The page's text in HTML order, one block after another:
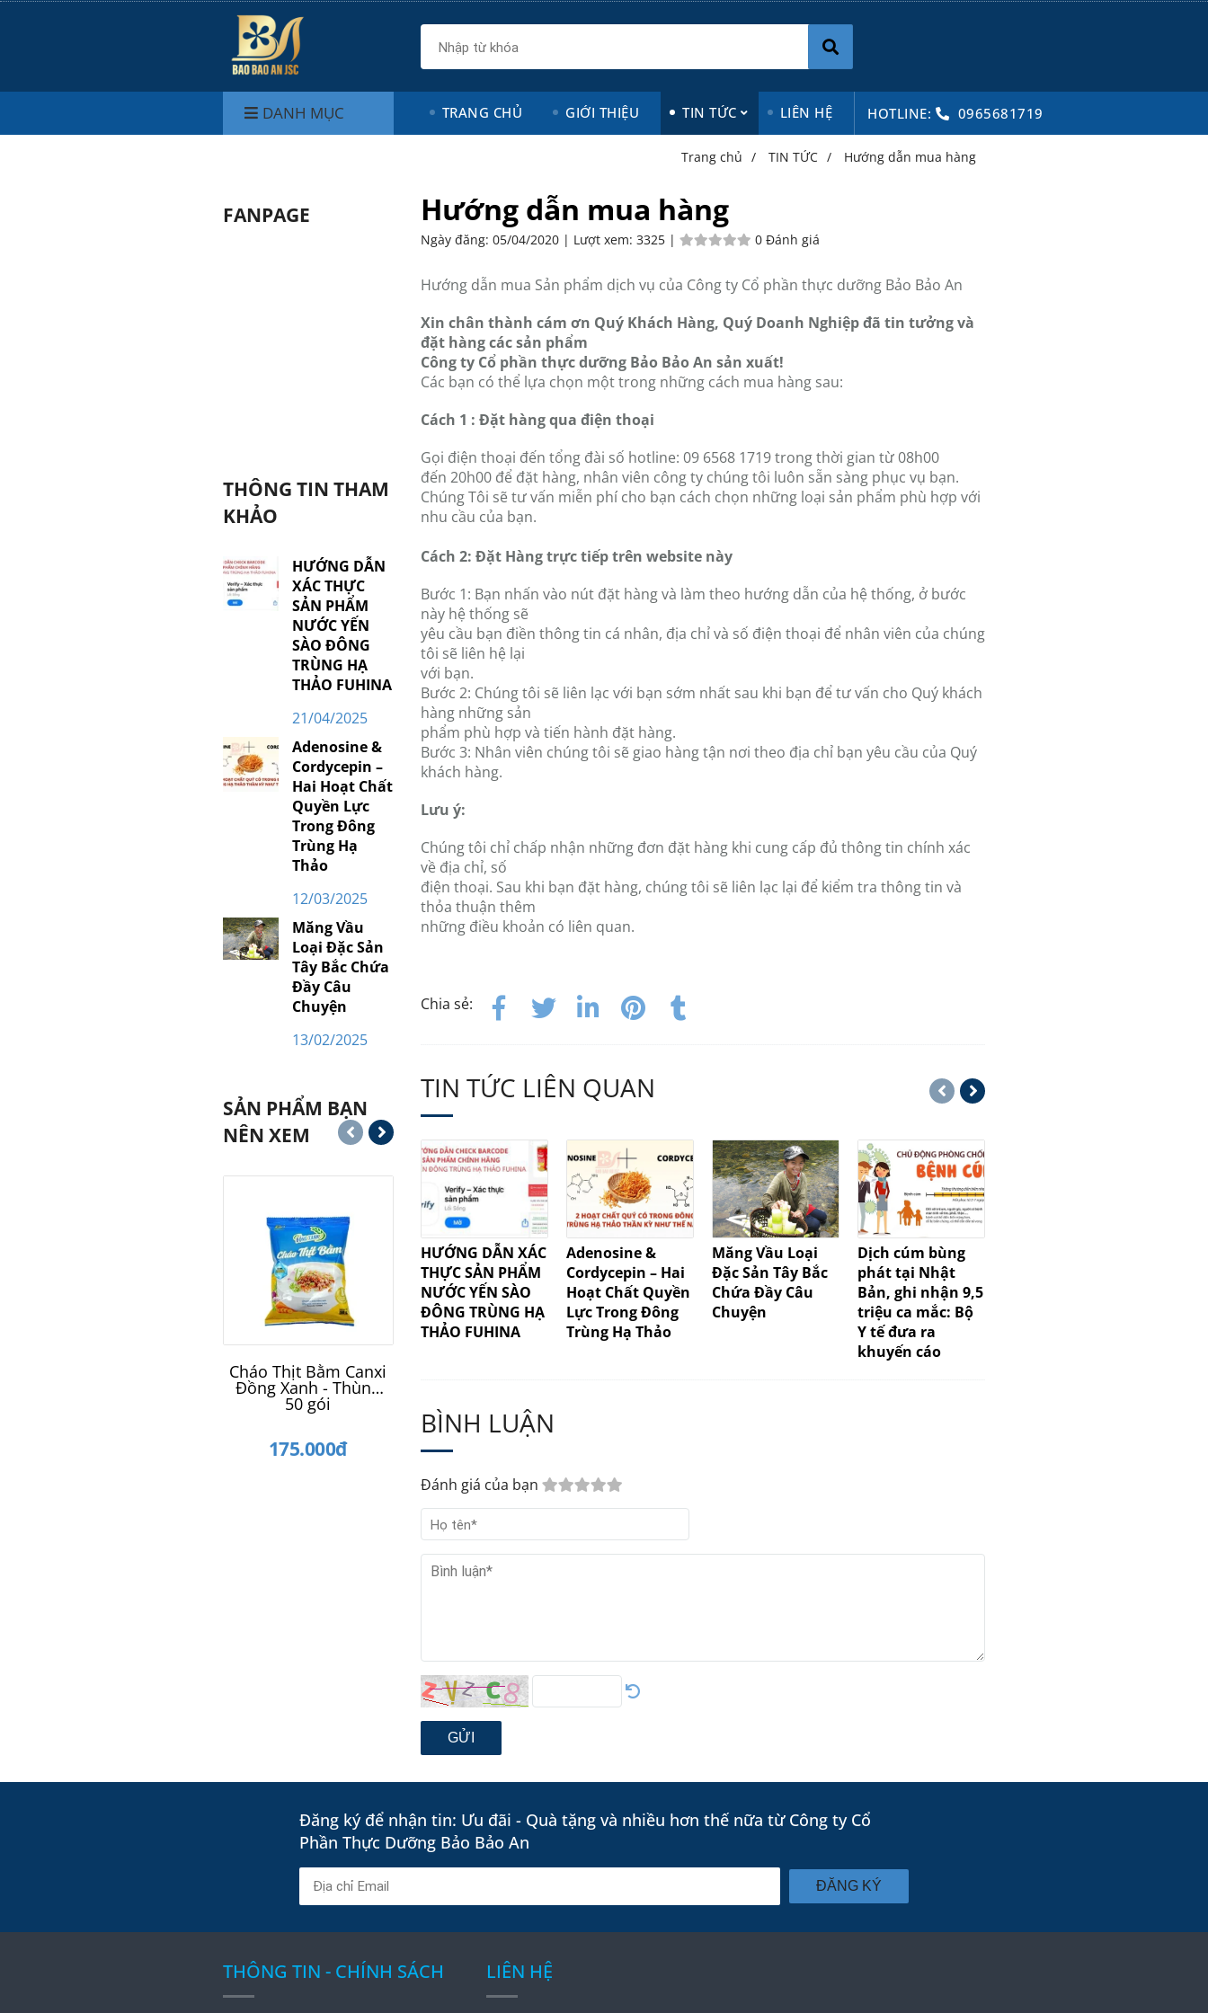
DANH MỤC TRANG CHỦ GIỚI THIỆU TIN TỨC LIÊN HỆ HOTLINE: 0965681719
Trang chủ / TIN TỨC / Hướng dẫn mua hàng
Hướng dẫn mua hàng
Ngày đăng: 05/04/2020 | Lượt xem: 3325 | 0 Đánh giá
Hướng dẫn mua Sản phẩm dịch vụ của Công ty Cổ phần thực dưỡng Bảo Bảo An
Xin chân thành cám ơn Quý Khách Hàng, Quý Doanh Nghiệp đã tin tưởng và
đặt hàng các sản phẩm
Công ty Cổ phần thực dưỡng Bảo Bảo An sản xuất!
Các bạn có thể lựa chọn một trong những cách mua hàng sau:
Cách 1 : Đặt hàng qua điện thoại
Gọi điện thoại đến tổng đài số hotline: 09 6568 1719 trong thời gian từ 08h00
đến 20h00 để đặt hàng, nhân viên công ty chúng tôi luôn sẵn sàng phục vụ bạn.
Chúng Tôi sẽ tư vấn miễn phí cho bạn cách chọn những loại sản phẩm phù hợp với
nhu cầu của bạn.
Cách 2: Đặt Hàng trực tiếp trên website này
Bước 1: Bạn nhấn vào nút đặt hàng và làm theo hướng dẫn của hệ thống, ở bước
này hệ thống sẽ
yêu cầu bạn điền thông tin cá nhân, địa chỉ và số điện thoại để nhân viên của chúng
tôi sẽ liên hệ lại
với bạn.
Bước 2: Chúng tôi sẽ liên lạc với bạn sớm nhất sau khi bạn để tư vấn cho Quý khách
hàng những sản
phẩm phù hợp và tiến hành đặt hàng.
Bước 3: Nhân viên chúng tôi sẽ giao hàng tận nơi theo địa chỉ bạn yêu cầu của Quý
khách hàng.
Lưu ý:
Chúng tôi chỉ chấp nhận những đơn đặt hàng khi cung cấp đủ thông tin chính xác
về địa chỉ, số
điện thoại. Sau khi bạn đặt hàng, chúng tôi sẽ liên lạc lại để kiểm tra thông tin và
thỏa thuận thêm
những điều khoản có liên quan.
Chia sẻ:
TIN TỨC LIÊN QUAN
HƯỚNG DẪN XÁC
THỰC SẢN PHẨM
NƯỚC YẾN SÀO
ĐÔNG TRÙNG HẠ
THẢO FUHINA
Adenosine &
Cordycepin – Hai
Hoạt Chất Quyền
Lực Trong Đông
Trùng Hạ Thảo
Măng Vầu Loại
Đặc Sản Tây Bắc
Chứa Đầy Câu
Chuyện
Dịch cúm bùng
phát tại Nhật
Bản, ghi nhận 9,5
triệu ca mắc: Bộ
Y tế đưa ra
khuyến cáo
BÌNH LUẬN
Đánh giá của bạn
GỬI
FANPAGE
THÔNG TIN THAM
KHẢO
HƯỚNG DẪN
XÁC THỰC
SẢN PHẨM
NƯỚC YẾN
SÀO ĐÔNG
TRÙNG HẠ
THẢO FUHINA
21/04/2025
Adenosine &
Cordycepin –
Hai Hoạt Chất
Quyền Lực
Trong Đông
Trùng Hạ
Thảo
12/03/2025
Măng Vầu
Loại Đặc Sản
Tây Bắc Chứa
Đầy Câu
Chuyện
13/02/2025
SẢN PHẨM BẠN
NÊN XEM
Cháo Thịt Bằm Canxi
Đồng Xanh - Thùng
50 gói
175.000đ
Fuhina – Tinh Hoa
Sức Khỏe Từ Thiên
Nhiên
-20%
Đăng ký để nhận tin: Ưu đãi - Quà tặng và nhiều hơn thế nữa từ Công ty Cổ
Phần Thực Dưỡng Bảo Bảo An
ĐĂNG KÝ
THÔNG TIN - CHÍNH SÁCH LIÊN HỆ